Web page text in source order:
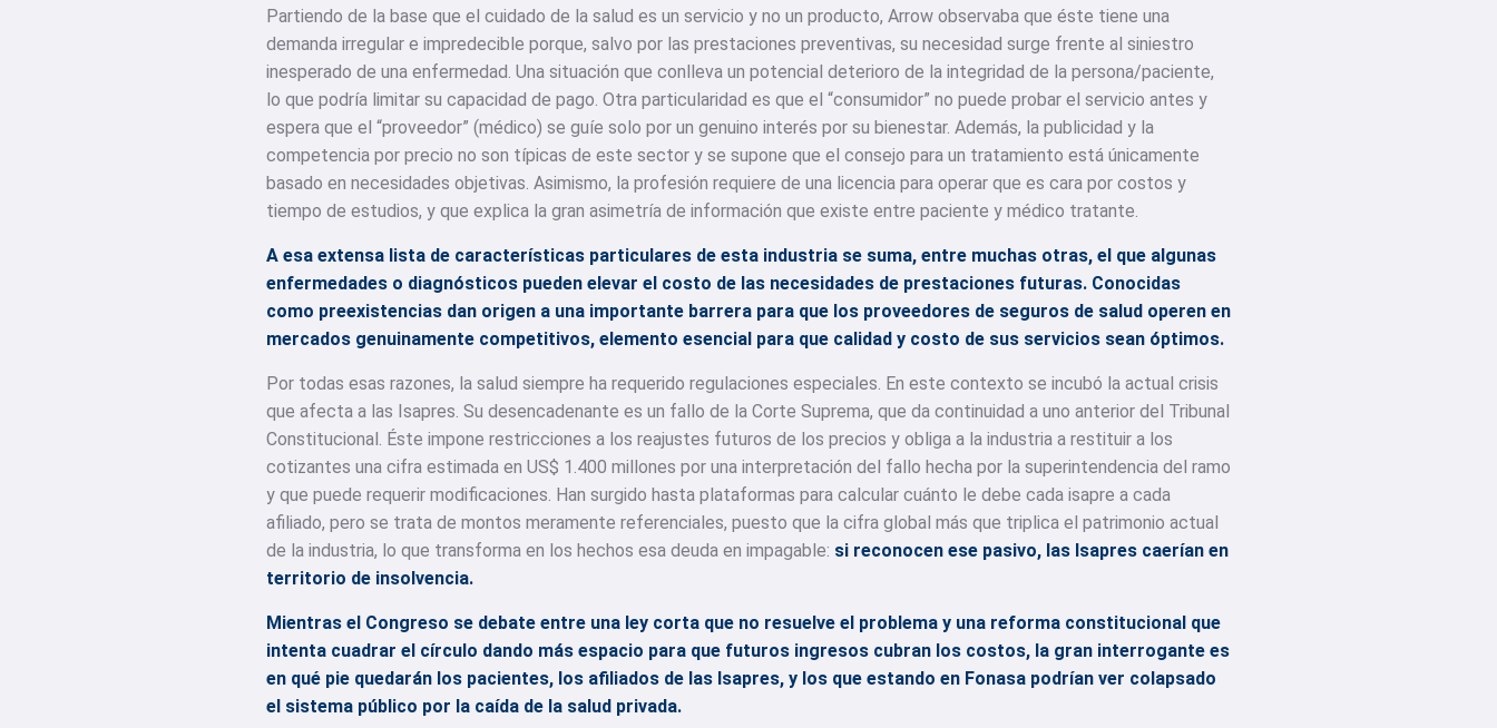
Partiendo de la base que el cuidado de la salud es un servicio y no un producto, Arrow observaba que éste tiene una
demanda irregular e impredecible porque, salvo por las prestaciones preventivas, su necesidad surge frente al siniestro
inesperado de una enfermedad. Una situación que conlleva un potencial deterioro de la integridad de la persona/paciente,
lo que podría limitar su capacidad de pago. Otra particularidad es que el “consumidor” no puede probar el servicio antes y
espera que el “proveedor” (médico) se guíe solo por un genuino interés por su bienestar. Además, la publicidad y la
competencia por precio no son típicas de este sector y se supone que el consejo para un tratamiento está únicamente
basado en necesidades objetivas. Asimismo, la profesión requiere de una licencia para operar que es cara por costos y
tiempo de estudios, y que explica la gran asimetría de información que existe entre paciente y médico tratante.
A esa extensa lista de características particulares de esta industria se suma, entre muchas otras, el que algunas
enfermedades o diagnósticos pueden elevar el costo de las necesidades de prestaciones futuras. Conocidas
como preexistencias dan origen a una importante barrera para que los proveedores de seguros de salud operen en
mercados genuinamente competitivos, elemento esencial para que calidad y costo de sus servicios sean óptimos.
Por todas esas razones, la salud siempre ha requerido regulaciones especiales. En este contexto se incubó la actual crisis
que afecta a las Isapres. Su desencadenante es un fallo de la Corte Suprema, que da continuidad a uno anterior del Tribunal
Constitucional. Éste impone restricciones a los reajustes futuros de los precios y obliga a la industria a restituir a los
cotizantes una cifra estimada en US$ 1.400 millones por una interpretación del fallo hecha por la superintendencia del ramo
y que puede requerir modificaciones. Han surgido hasta plataformas para calcular cuánto le debe cada isapre a cada
afiliado, pero se trata de montos meramente referenciales, puesto que la cifra global más que triplica el patrimonio actual
de la industria, lo que transforma en los hechos esa deuda en impagable: si reconocen ese pasivo, las Isapres caerían en
territorio de insolvencia.
Mientras el Congreso se debate entre una ley corta que no resuelve el problema y una reforma constitucional que
intenta cuadrar el círculo dando más espacio para que futuros ingresos cubran los costos, la gran interrogante es
en qué pie quedarán los pacientes, los afiliados de las Isapres, y los que estando en Fonasa podrían ver colapsado
el sistema público por la caída de la salud privada.